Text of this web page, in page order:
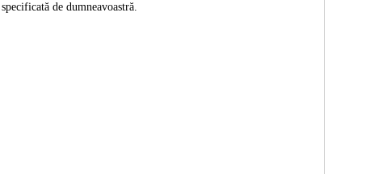
de dumneavoastră.